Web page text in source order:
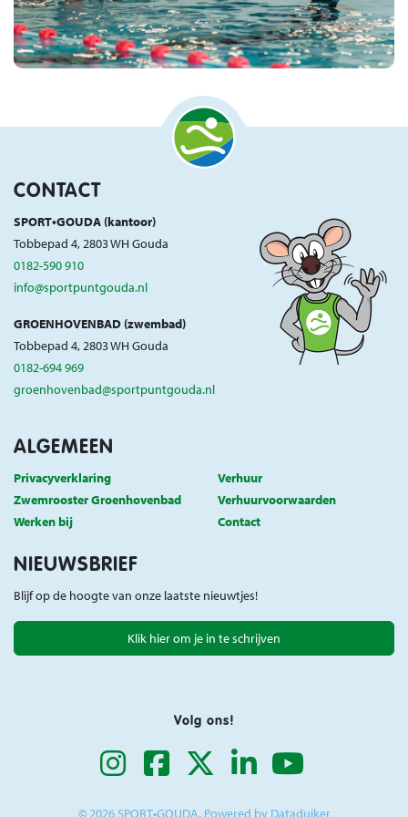
CONTACT
SPORT•GOUDA (kantoor)
Tobbepad 4, 2803 WH Gouda
0182-590 910
info@sportpuntgouda.nl
GROENHOVENBAD (zwembad)
Tobbepad 4, 2803 WH Gouda
0182-694 969
groenhovenbad@sportpuntgouda.nl
ALGEMEEN
Privacyverklaring
Verhuur
Zwemrooster Groenhovenbad
Verhuurvoorwaarden
Werken bij
Contact
NIEUWSBRIEF
Blijf op de hoogte van onze laatste nieuwtjes!
Klik hier om je in te schrijven
Volg ons!
© 2026 SPORT•GOUDA, Powered by Dataduiker